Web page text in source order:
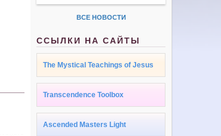
ВСЕ НОВОСТИ
ССЫЛКИ НА САЙТЫ
The Mystical Teachings of Jesus
Transcendence Toolbox
Ascended Masters Light